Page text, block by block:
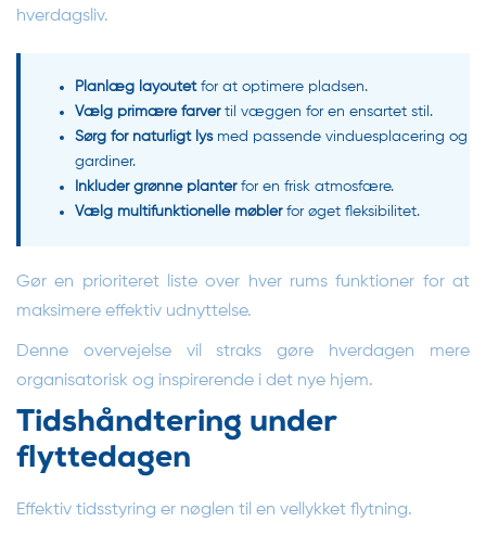
hverdagsliv.
Planlæg layoutetfor at optimere pladsen.
Vælg primære farvertil væggen for en ensartet stil.
Sørg for naturligt lysmed passende vinduesplacering og
gardiner.
Inkluder grønne planterfor en frisk atmosfære.
Vælg multifunktionelle møblerfor øget fleksibilitet.
Gør en prioriteret liste over hver rums funktioner for at
maksimere effektiv udnyttelse.
Denne overvejelse vil straks gøre hverdagen mere
organisatorisk og inspirerende i det nye hjem.
Tidshåndtering under
flyttedagen
Effektiv tidsstyring er nøglen til en vellykket flytning.